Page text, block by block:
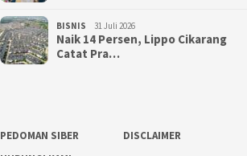
BISNIS 31 Juli 2026
Naik 14 Persen, Lippo Cikarang
Catat Pra…
PEDOMAN SIBER DISCLAIMER